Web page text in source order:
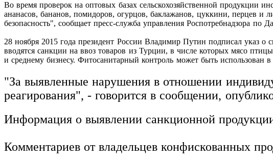
Во время проверок на оптовых базах сельскохозяйственной продукции
ананасов, бананов, помидоров, огурцов, баклажанов, цуккини, перцев и
безопасность", сообщает пресс-служба управления Роспотребнадзора по
28 ноября 2015 года президент России Владимир Путин подписал указ
вводятся санкции на ввоз товаров из Турции, в числе которых мясо
и среднему бизнесу. Фитосанитарный контроль может быть использован
"За выявленные нарушения в отношении
реагирования", - говорится в сообщении,
Информация о выявлении санкционной
Комментариев от владельцев конфискованных